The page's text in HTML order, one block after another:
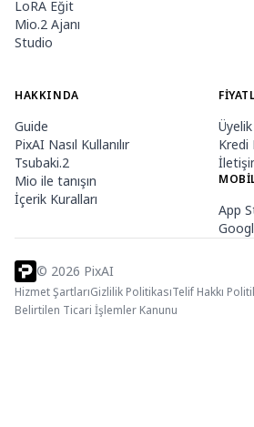
LoRA Eğit
Mio.2 Ajanı
Studio
HAKKINDA
Guide
PixAI Nasıl Kullanılır
Tsubaki.2
Mio ile tanışın
İçerik Kuralları
Üyelik
Kredi
App
© 2026 PixAI
Hizmet ŞartlarıGizlilik PolitikasıTelif Hakkı
Belirtilen Ticari İşlemler Kanunu